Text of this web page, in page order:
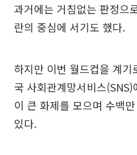
과거에는 거침없는 판정으
란의 중심에 서기도 했다.
하지만 이번 월드컵을 계
국 사회관계망서비스
이 큰 화제를 모으며 수백
있다.